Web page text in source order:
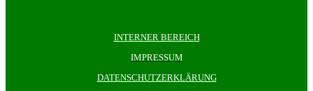
INTERNER BEREICH
IMPRESSUM
DATENSCHUTZERKLÄRUNG